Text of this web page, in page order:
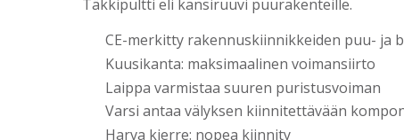
Täkkipultti eli kansiruuvi puurakenteille.
CE-merkitty rakennuskiinnikkeiden puu- ja
Kuusikanta: maksimaalinen voimansiirto
Laippa varmistaa suuren puristusvoiman
Varsi antaa välyksen kiinnitettävään
Harva kierre: nopea kiinnity